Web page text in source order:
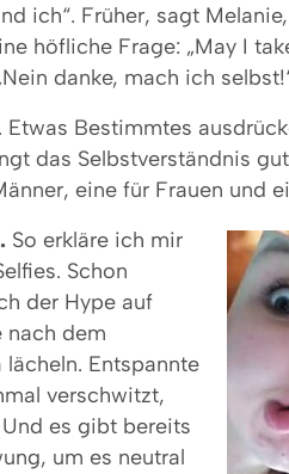
ich“. Früher, sagt
höfliche Frage: „May I
danke, mach ich
Etwas Bestimmtes
das Selbstverständnis
eine für Frauen und
So erkläre ich mir
Schon
der Hype auf
nach dem
Entspannte
verschwitzt,
es gibt bereits
um es neutral